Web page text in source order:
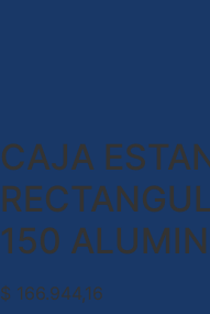
CAJA
150
$ 166.944,16